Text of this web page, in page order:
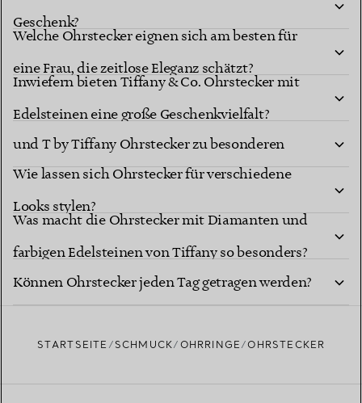
Geschenk?
Welche Ohrstecker eignen sich am besten für
eine Frau, die zeitlose Eleganz schätzt?
Inwiefern bieten Tiffany & Co. Ohrstecker mit
Edelsteinen eine große Geschenkvielfalt?
Was macht Return to Tiffany™ Herz-Ohrstecker
und T by Tiffany Ohrstecker zu besonderen
Geschenken?
Wie lassen sich Ohrstecker für verschiedene
Looks stylen?
Was macht die Ohrstecker mit Diamanten und
farbigen Edelsteinen von Tiffany so besonders?
Können Ohrstecker jeden Tag getragen werden?
STARTSEITE SCHMUCK OHRRINGE OHRSTECKER